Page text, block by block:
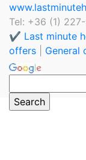
Tel: +36 (1)
✔️ Last minute
offers
General